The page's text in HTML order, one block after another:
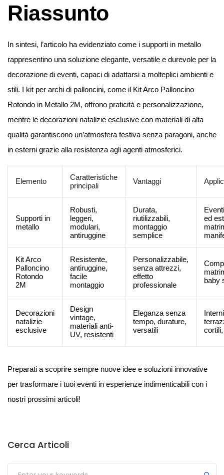
Riassunto
In sintesi, l’articolo ha evidenziato come i supporti in metallo
rappresentino una soluzione elegante, versatile e durevole per la
decorazione di eventi, capaci di adattarsi a molteplici ambienti e
stili. I kit per archi di palloncini, come il Kit Arco Palloncino
Rotondo in Metallo 2M, offrono praticità e personalizzazione,
mentre le decorazioni natalizie esclusive con materiali di alta
qualità garantiscono un’atmosfera festiva senza paragoni, anche
in esterni grazie alla resistenza agli agenti atmosferici.
Elemento
Caratteristiche
principali
Vantaggi
Supporti in
metallo
Robusti,
leggeri,
modulari,
antiruggine
Durata,
riutilizzabili,
montaggio
semplice
ed
Kit Arco
Palloncino
Rotondo
2M
Resistente,
antiruggine,
facile
montaggio
Personalizzabile,
senza attrezzi,
effetto
professionale
baby
Decorazioni
natalizie
esclusive
Design
vintage,
materiali anti-
UV, resistenti
Eleganza senza
tempo, durature,
versatili
Preparati a scoprire sempre nuove idee e soluzioni innovative
per trasformare i tuoi eventi in esperienze indimenticabili con i
nostri prossimi articoli!
Cerca Articoli
Submit